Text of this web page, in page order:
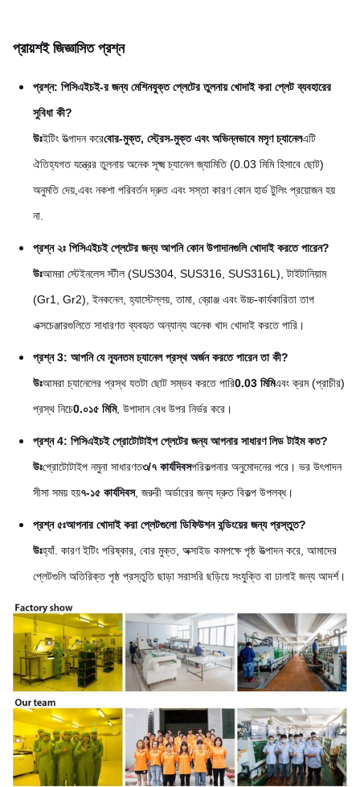
প্রায়শই জিজ্ঞাসিত প্রশ্ন
প্রশ্ন: পিসিএইচই-র জন্য মেশিনযুক্ত প্লেটের তুলনায় খোদাই করা প্লেট ব্যবহারের
সুবিধা কী?
উঃইটিং উত্পাদন করেবোর-মুক্ত, স্ট্রেস-মুক্ত এবং অভিন্নভাবে মসৃণ চ্যানেলএটি
ঐতিহ্যগত যন্ত্রের তুলনায় অনেক সূক্ষ্ম চ্যানেল জ্যামিতি (0.03 মিমি হিসাবে ছোট)
অনুমতি দেয়,এবং নকশা পরিবর্তন দ্রুত এবং সস্তা কারণ কোন হার্ড টুলিং প্রয়োজন হয়
না.
প্রশ্ন ২ঃ পিসিএইচই প্লেটের জন্য আপনি কোন উপাদানগুলি খোদাই করতে পারেন?
উঃআমরা স্টেইনলেস স্টীল (SUS304, SUS316, SUS316L), টাইটানিয়াম
(Gr1, Gr2), ইনকনেল, হ্যাস্টেল্লয়, তামা, ব্রোঞ্জ এবং উচ্চ-কার্যকারিতা তাপ
এক্সচেঞ্জারগুলিতে সাধারণত ব্যবহৃত অন্যান্য অনেক খাদ খোদাই করতে পারি।
প্রশ্ন 3: আপনি যে ন্যূনতম চ্যানেল প্রস্থ অর্জন করতে পারেন তা কী?
উঃআমরা চ্যানেলের প্রস্থ যতটা ছোট সম্ভব করতে পারি0.03 মিমিএবং ক্রম (প্রাচীর)
প্রস্থ নিচে0.০১৫ মিমি, উপাদান বেধ উপর নির্ভর করে।
প্রশ্ন 4: পিসিএইচই প্রোটোটাইপ প্লেটের জন্য আপনার সাধারণ লিড টাইম কত?
উঃপ্রোটোটাইপ নমুনা সাধারণত৩/৭ কার্যদিবসপরিকল্পনার অনুমোদনের পরে। ভর উৎপাদন
সীসা সময় হয়৭-১৫ কার্যদিবস, জরুরী অর্ডারের জন্য দ্রুত বিকল্প উপলব্ধ।
প্রশ্ন ৫ঃআপনার খোদাই করা প্লেটগুলো ডিফিউশন বন্ডিংয়ের জন্য প্রস্তুত?
উঃহ্যাঁ. কারণ ইটিং পরিষ্কার, বোর মুক্ত, অক্সাইড কমপক্ষে পৃষ্ঠ উত্পাদন করে, আমাদের
প্লেটগুলি অতিরিক্ত পৃষ্ঠ প্রস্তুতি ছাড়া সরাসরি ছড়িয়ে সংযুক্তি বা ঢালাই জন্য আদর্শ।